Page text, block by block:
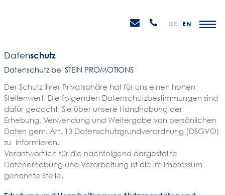
Email Anrufen
DE EN
Datenschutz
Datenschutz bei STEIN PROMOTIONS
Der Schutz Ihrer Privatsphäre hat für uns einen hohen
Stellenwert. Die folgenden Datenschutzbestimmungen sind
dafür gedacht, Sie über unsere Handhabung der
Erhebung, Verwendung und Weitergabe von persönlichen
Daten gem. Art. 13 Datenschutzgrundverordnung (DSGVO)
zu informieren.
Verantwortlich für die nachfolgend dargestellte
Datenerhebung und Verarbeitung ist die im Impressum
genannte Stelle.